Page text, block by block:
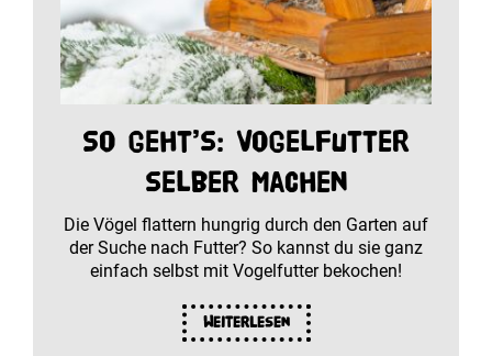
So geht’s: Vogelfutter
selber machen
Die Vögel flattern hungrig durch den Garten auf
der Suche nach Futter? So kannst du sie ganz
einfach selbst mit Vogelfutter bekochen!
Weiterlesen